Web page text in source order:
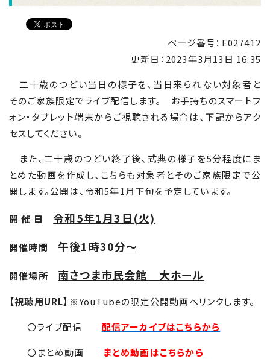
ページ番号：E027412
更新日： 2023年3月13日 16:35
二十歳のつどい当日の様子を、当日来られない対象者と
そのご家族限定でライブ配信します。 お手持ちのスマートフ
ォン・タブレット端末からご視聴される場合は、下記からアク
セスしてください。
また、二十歳のつどい終了後、式典の様子を5分程度にま
とめた動画を作成し、こちらも対象者とそのご家族限定で公
開します。公開は、令和5年1 月下旬を予定しています。
開 催 日 令和5年1月3日(火)
開催時間 午後1時30分～
開催場所 南さつま市民会館 大ホール
【視聴用URL】 ※YouTubeの限定公開動画へリンクします。
〇ライブ配信 配信アーカイブはこちらから
〇まとめ動画 まとめ動画はこちらから